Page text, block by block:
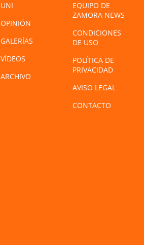
UNI
OPINIÓN
GALERÍAS
VÍDEOS
ARCHIVO
EQUIPO DE
ZAMORA NEWS
CONDICIONES
DE USO
POLÍTICA DE
PRIVACIDAD
AVISO LEGAL
CONTACTO